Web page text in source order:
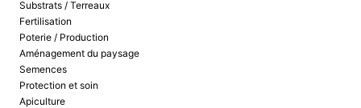
Substrats / Terreaux
Fertilisation
Poterie / Production
Aménagement du paysage
Semences
Protection et soin
Apiculture